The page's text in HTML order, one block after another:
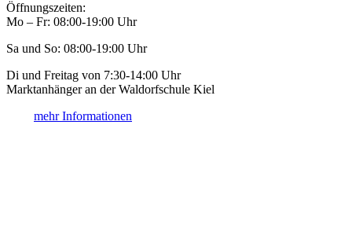
Öffnungszeiten:
Mo – Fr: 08:00-19:00 Uhr
Sa und So: 08:00-19:00 Uhr
Di und Freitag von 7:30-14:00 Uhr
Marktanhänger an der Waldorfschule Kiel
mehr Informationen